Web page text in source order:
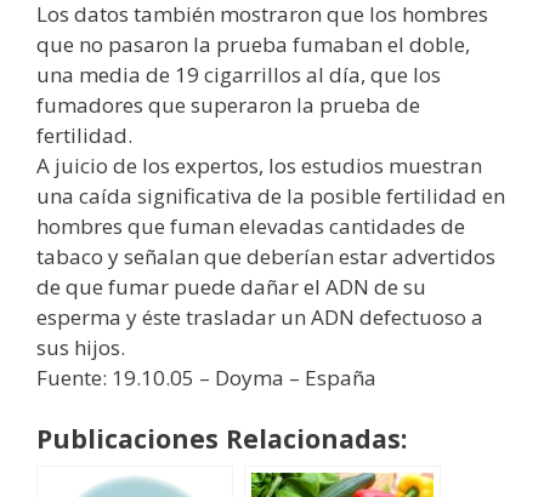
Los datos también mostraron que los hombres
que no pasaron la prueba fumaban el doble,
una media de 19 cigarrillos al día, que los
fumadores que superaron la prueba de
fertilidad.
A juicio de los expertos, los estudios muestran
una caída significativa de la posible fertilidad en
hombres que fuman elevadas cantidades de
tabaco y señalan que deberían estar advertidos
de que fumar puede dañar el ADN de su
esperma y éste trasladar un ADN defectuoso a
sus hijos.
Fuente: 19.10.05 – Doyma – España
Publicaciones Relacionadas: